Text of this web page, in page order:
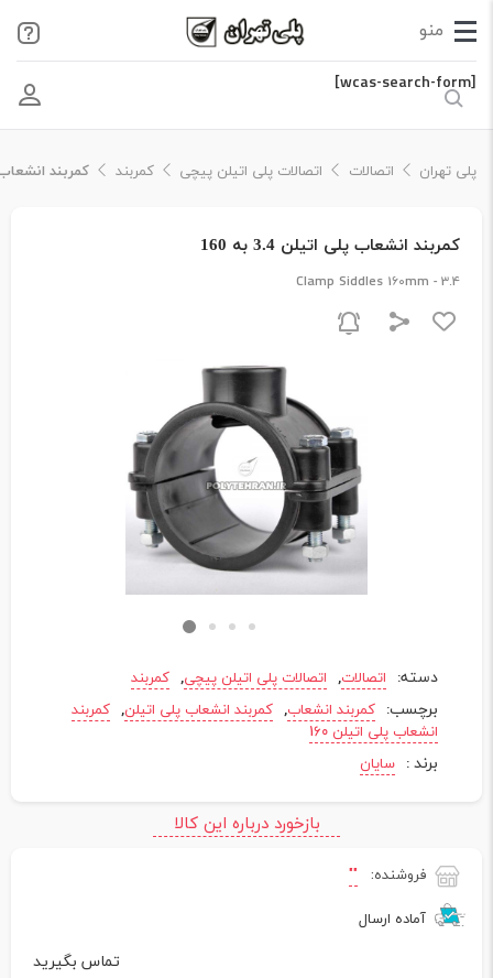
[wcas-search-form]
پلی تهران اتصالات اتصالات پلی اتیلن پیچی کمربند کمربند انشعاب پلی
کمربند انشعاب پلی اتیلن 3.4 به 160
Clamp Siddles 160mm - 3.4
دسته: اتصالات, اتصالات پلی اتیلن پیچی, کمربند
برچسب: کمربند انشعاب, کمربند انشعاب پلی اتیلن, کمربند
انشعاب پلی اتیلن 160
برند : سایان
بازخورد درباره این کالا
فروشنده: ""
آماده ارسال
تماس بگیرید